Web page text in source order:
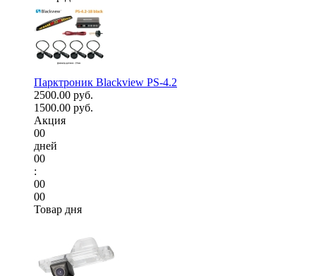
Парктроник Blackview PS-4.2
2500.00 руб.
1500.00 руб.
Акция
00
дней
00
:
00
00
Товар дня